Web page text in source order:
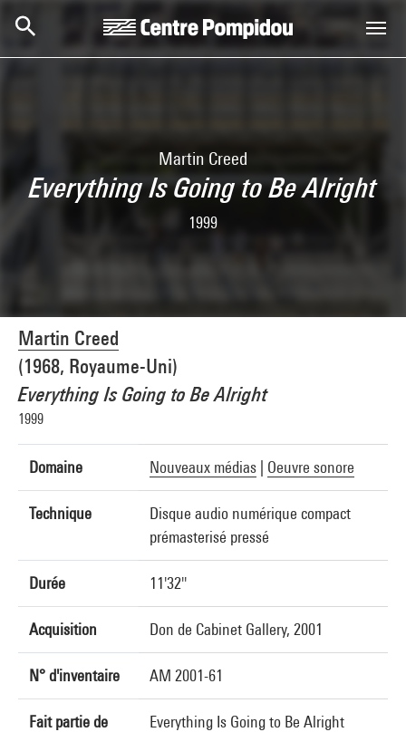
Martin Creed
Everything Is Going to Be Alright
1999
Martin Creed
(1968, Royaume-Uni)
Everything Is Going to Be Alright
1999
Domaine Nouveaux médias Oeuvre sonore
Technique
Disque audio numérique compact
prémasterisé pressé
Durée 11'32''
Acquisition Don de Cabinet Gallery, 2001
N° d'inventaire AM 2001-61
Fait partie de
Everything Is Going to Be Alright